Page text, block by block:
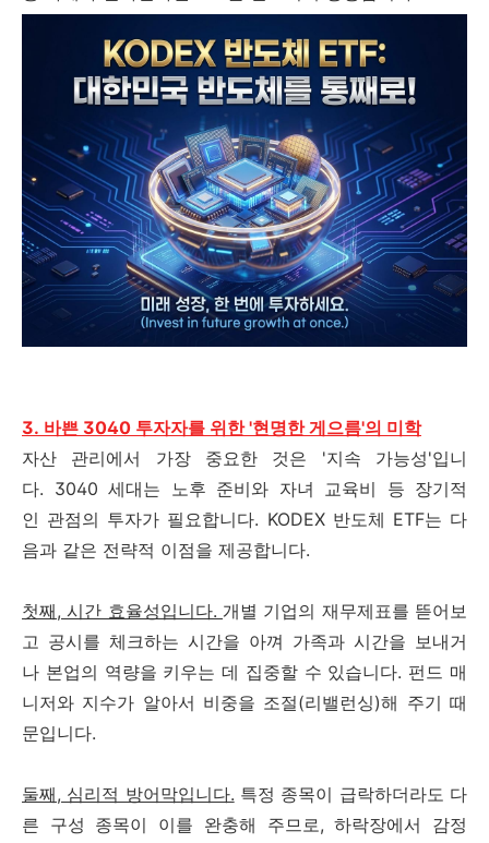
3. 바쁜 3040 투자자를 위한 '현명한 게으름'의 미학
자산 관리에서 가장 중요한 것은 '지속 가능성'입니
다. 3040 세대는 노후 준비와 자녀 교육비 등 장기적
인 관점의 투자가 필요합니다. KODEX 반도체 ETF는 다
음과 같은 전략적 이점을 제공합니다.
첫째, 시간 효율성입니다. 개별 기업의 재무제표를 뜯어보
고 공시를 체크하는 시간을 아껴 가족과 시간을 보내거
나 본업의 역량을 키우는 데 집중할 수 있습니다. 펀드 매
니저와 지수가 알아서 비중을 조절(리밸런싱)해 주기 때
문입니다.
둘째, 심리적 방어막입니다. 특정 종목이 급락하더라도 다
른 구성 종목이 이를 완충해 주므로, 하락장에서 감정